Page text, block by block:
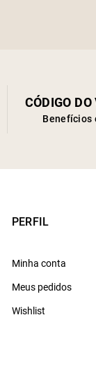
CÓDIGO
Benefícios
PERFIL
Minha conta
Meus pedidos
Wishlist